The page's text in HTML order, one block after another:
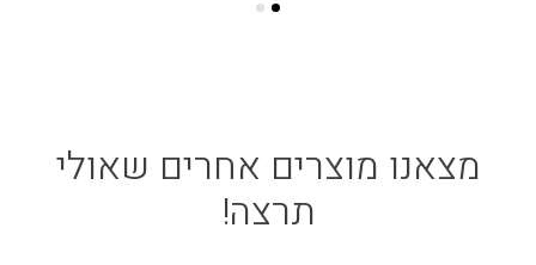
מצאנו מוצרים אחרים שאולי
תרצה!